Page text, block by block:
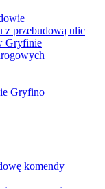
z przebudową ulic
Gryfinie
Gryfino
komendy